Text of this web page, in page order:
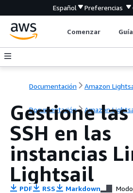
Español Preferencias
Comenzar
Documentación Amazon
Documentación Amazon
Gestione
SSH en las
instancias
Lightsail
PDF RSS Markdown